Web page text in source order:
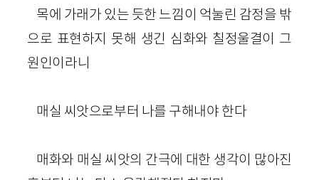
목에 가래가 있는 듯한 느낌이 억눌린 감정을 밖
으로 표현하지 못해 생긴 심화와 칠정울결이 그
원인이라니
매실 씨앗으로부터 나를 구해내야 한다
매화와 매실 씨앗의 간극에 대한 생각이 많아진